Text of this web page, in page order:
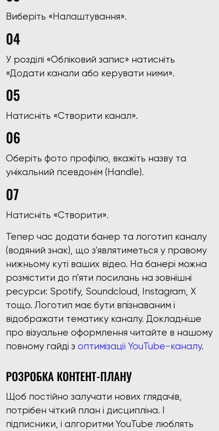
Виберіть «Налаштування».
У розділі «Обліковий запис» натисніть
«Додати канали або керувати ними».
Натисніть «Створити канал».
Оберіть фото профілю, вкажіть назву та
унікальний псевдонім (Handle).
Натисніть «Створити».
Тепер час додати банер та логотип каналу
(водяний знак), що з'являтиметься у правому
нижньому куті ваших відео. На банері можна
розмістити до п'яти посилань на зовнішні
ресурси: Spotify, Soundcloud, Instagram, X
тощо. Логотип має бути впізнаваним і
відображати тематику каналу. Докладніше
про візуальне оформлення читайте в нашому
повному гайді з оптимізації YouTube-каналу.
РОЗРОБКА КОНТЕНТ-ПЛАНУ
Щоб постійно залучати нових глядачів,
потрібен чіткий план і дисципліна. І
підписники, і алгоритми YouTube люблять